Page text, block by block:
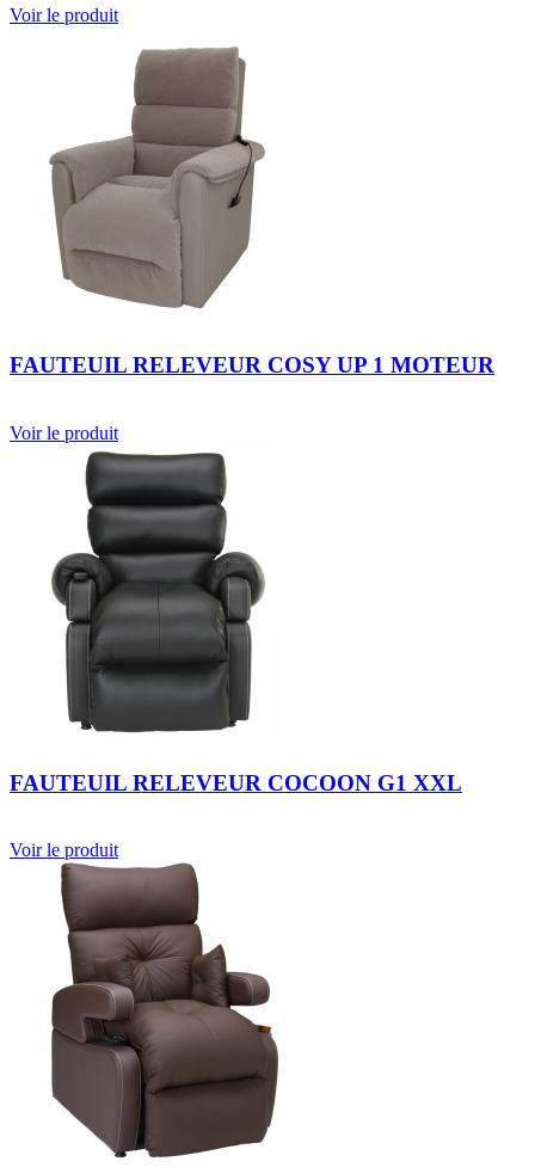
Voir le produit
FAUTEUIL RELEVEUR COSY UP 1 MOTEUR
Voir le produit
FAUTEUIL RELEVEUR COCOON G1 XXL
Voir le produit